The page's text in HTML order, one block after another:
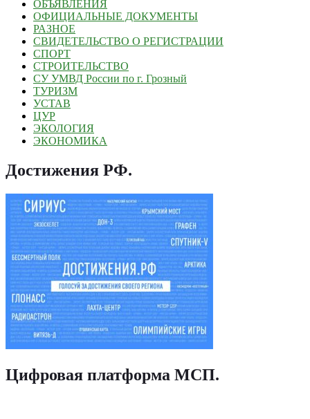
ОБЪЯВЛЕНИЯ
ОФИЦИАЛЬНЫЕ ДОКУМЕНТЫ
РАЗНОЕ
СВИДЕТЕЛЬСТВО О РЕГИСТРАЦИИ
СПОРТ
СТРОИТЕЛЬСТВО
СУ УМВД России по г. Грозный
ТУРИЗМ
УСТАВ
ЦУР
ЭКОЛОГИЯ
ЭКОНОМИКА
Достижения РФ.
Цифровая платформа МСП.